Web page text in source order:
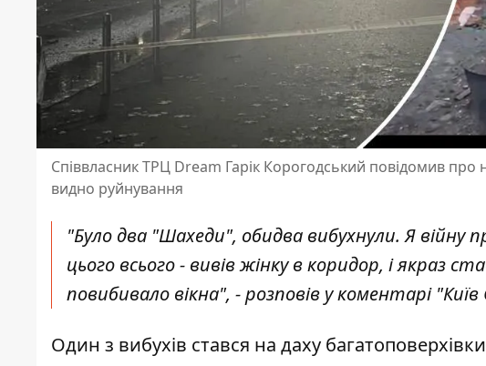
Співвласник ТРЦ Dream Гарік Корогодський повідомив про
видно руйнування
"Було два "Шахеди", обидва вибухнули. Я війну
цього всього - вивів жінку в коридор, і якраз
повибивало вікна", - розповів у коментарі
Один з вибухів стався на даху